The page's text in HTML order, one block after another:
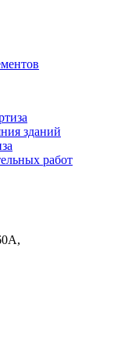
зданий
работ